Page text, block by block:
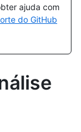
ajuda com
do GitHub